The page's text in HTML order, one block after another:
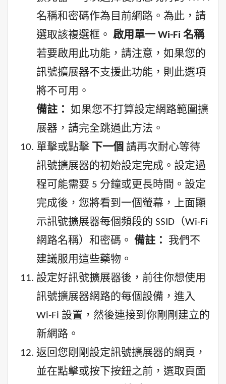
名稱和密碼作為目前網路。為此，請
選取該複選框。 啟用單一 Wi-Fi 名稱
若要啟用此功能，請注意，如果您的
訊號擴展器不支援此功能，則此選項
將不可用。
備註：
如果您不打算設定網路範圍擴
展器，請完全跳過此方法。
單擊或點擊
下一個 請再次耐心等待
訊號擴展器的初始設定完成。設定過
程可能需要 5 分鐘或更長時間。設定
完成後，您將看到一個螢幕，上面顯
示訊號擴展器每個頻段的 SSID（Wi-Fi
網路名稱）和密碼。 備註：
我們不
建議服用這些藥物。
設定好訊號擴展器後，前往你想使用
訊號擴展器網路的每個設備，進入
Wi-Fi 設置，然後連接到你剛剛建立的
新網路。
返回您剛剛設定訊號擴展器的網頁，
並在點擊或按下按鈕之前，選取頁面